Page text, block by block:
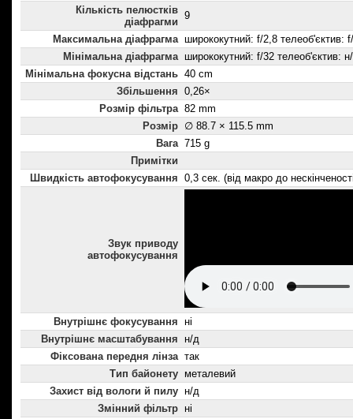
Кількість пелюстків
діафрагми
9
Максимальна діафрагма ширококутний: f/2,8 телеоб'єктив:
Мінімальна діафрагма ширококутний: f/32 телеоб'єктив:
Мінімальна фокусна відстань 40 cm
Збільшення 0,26×
Розмір фільтра 82 mm
Розмір ∅ 88.7 × 115.5 mm
Вага 715 g
Примітки
Швидкість автофокусування 0,3 сек. (від макро до
Звук приводу
автофокусування
Внутрішнє фокусування ні
Внутрішнє масштабування
н/д
Фіксована передня лінза так
Тип байонету металевий
Захист від вологи й пилу н/д
Змінний фільтр ні